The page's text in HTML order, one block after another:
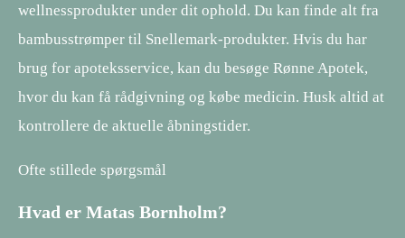
wellnessprodukter under dit ophold. Du kan finde alt fra
bambusstrømper til Snellemark-produkter. Hvis du har
brug for apoteksservice, kan du besøge Rønne Apotek,
hvor du kan få rådgivning og købe medicin. Husk altid at
kontrollere de aktuelle åbningstider.
Ofte stillede spørgsmål
Hvad er Matas Bornholm?